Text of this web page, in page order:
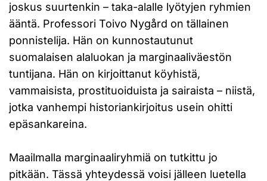
joskus suurtenkin – taka-alalle lyötyjen ryhmien
ääntä. Professori Toivo Nygård on tällainen
ponnistelija. Hän on kunnostautunut
suomalaisen alaluokan ja marginaaliväestön
tuntijana. Hän on kirjoittanut köyhistä,
vammaisista, prostituoiduista ja sairaista – niistä,
jotka vanhempi historiankirjoitus usein ohitti
epäsankareina.
Maailmalla marginaaliryhmiä on tutkittu jo
pitkään. Tässä yhteydessä voisi jälleen luetella